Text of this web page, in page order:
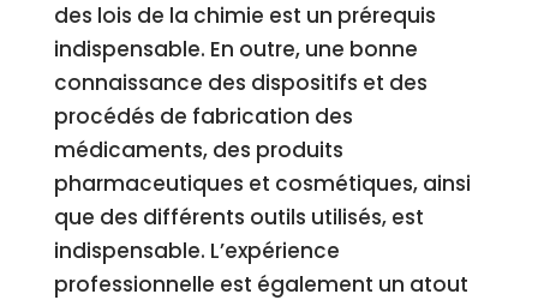
des lois de la chimie est un prérequis
indispensable. En outre, une bonne
connaissance des dispositifs et des
procédés de fabrication des
médicaments, des produits
pharmaceutiques et cosmétiques, ainsi
que des différents outils utilisés, est
indispensable. L’expérience
professionnelle est également un atout